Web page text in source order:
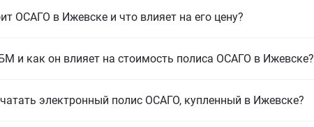
ОСАГО в Ижевске и что влияет на его цену?
и как он влияет на стоимость полиса ОСАГО в Ижевске?
электронный полис ОСАГО, купленный в Ижевске?